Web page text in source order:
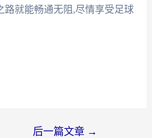
路就能畅通无阻,尽情享受足球
后一篇文章 →